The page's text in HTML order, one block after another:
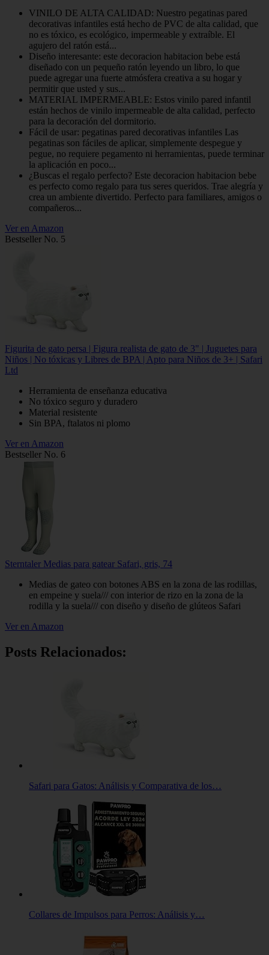
VINILO DE ALTA CALIDAD: Nuestro pegatinas pared
decorativas infantiles está hecho de PVC de alta calidad, que
no es tóxico, es ecológico, impermeable y extraíble. El
agujero del ratón está...
Diseño interesante: este decoracion habitacion bebe está
diseñado con un pequeño ratón leyendo un libro, lo que
puede agregar una fuerte atmósfera creativa a su hogar y
permitir que usted y sus...
MATERIAL IMPERMEABLE: Estos vinilo pared infantil
están hechos de vinilo impermeable de alta calidad, perfecto
para la decoración del dormitorio.
Fácil de usar: pegatinas pared decorativas infantiles Las
pegatinas son fáciles de aplicar, simplemente despegue y
pegue, no requiere pegamento ni herramientas, puede terminar
la aplicación en poco...
¿Buscas el regalo perfecto? Este decoracion habitacion bebe
es perfecto como regalo para tus seres queridos. Trae alegría y
crea un ambiente divertido. Perfecto para familiares, amigos o
compañeros...
Ver en Amazon
Bestseller No. 5
Figurita de gato persa | Figura realista de gato de 3" | Juguetes para
Niños | No tóxicas y Libres de BPA | Apto para Niños de 3+ | Safari
Ltd
Herramienta de enseñanza educativa
No tóxico seguro y duradero
Material resistente
Sin BPA, ftalatos ni plomo
Ver en Amazon
Bestseller No. 6
Sterntaler Medias para gatear Safari, gris, 74
Medias de gateo con botones ABS en la zona de las rodillas,
en empeine y suela/// con interior de rizo en la zona de la
rodilla y la suela/// con diseño y diseño de glúteos Safari
Ver en Amazon
Posts Relacionados:
Safari para Gatos: Análisis y Comparativa de los…
Collares de Impulsos para Perros: Análisis y…